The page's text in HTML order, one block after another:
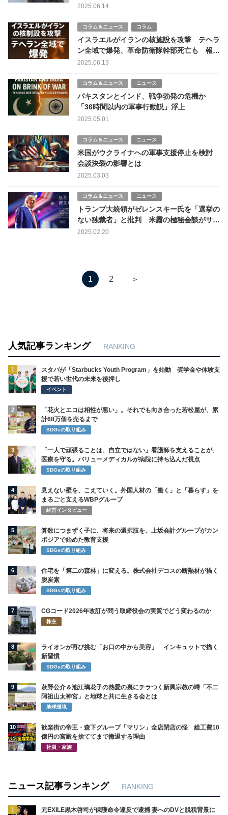
格への影響も
2025.06.14
コラム＆ニュース コラム
イスラエルがイランの核施設を攻撃 テヘラ
ン全域で爆発、革命防衛隊幹部死亡も 報復
と中東戦争の危機拡大
2025.06.13
コラム＆ニュース ニュース
パキスタンとインド、戦争勃発の危機か
「36時間以内の軍事行動説」浮上
2025.05.01
コラム＆ニュース ニュース
米国がウクライナへの軍事支援停止を検討
会談決裂の影響とは
2025.03.03
コラム＆ニュース ニュース
トランプ大統領がゼレンスキー氏を「選挙の
ない独裁者」と批判 米露の極秘会談がサウ
ジで開催される
2025.02.20
1 2 ＞
人気記事ランキング RANKING
1
スタバが「Starbucks Youth Program」を始動 奨学金や体験支
援で若い世代の未来を後押し
イベント
2
「花火とエコは相性が悪い」。それでも向き合った若松屋が、累
計68万個を売るまで
SDGsの取り組み
3
「一人で頑張ることは、自立ではない」看護師を支えることが、
医療を守る。バリューメディカルが病院に持ち込んだ視点
SDGsの取り組み
4
見えない壁を、こえていく。外国人材の「働く」と「暮らす」を
まるごと支えるWBPグループ
経営インタビュー
5
算数につまずく子に、将来の選択肢を。上坂会計グループがカン
ボジアで始めた教育支援
SDGsの取り組み
6
住宅を「第二の森林」に変える。株式会社デコスの断熱材が描く
脱炭素
SDGsの取り組み
7 CGコード2026年改訂が問う取締役会の実質でどう変わるのか
株主
8
ライオンが再び挑む「お口の中から美容」 インキュットで描く
新習慣
SDGsの取り組み
9
萩野公介＆池江璃花子の熱愛の裏にチラつく新興宗教の噂「不二
阿祖山太神宮」と地球と共に生きる会とは
地球環境
10
歓楽街の帝王・森下グループ「マリン」全店閉店の怪 総工費10
億円の宮殿を捨ててまで撤退する理由
社員・家族
ニュース記事ランキング RANKING
1 元EXILE黒木啓司が保護命令違反で逮捕 妻へのDVと脱税背景に